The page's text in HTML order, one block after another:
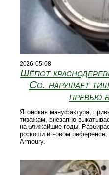
2026-05-08
Шёпот
Co. нарушает
превью
Японская мануфактура,
тиражам, внезапно
на ближайшие годы.
роскоши и новом
Armoury.